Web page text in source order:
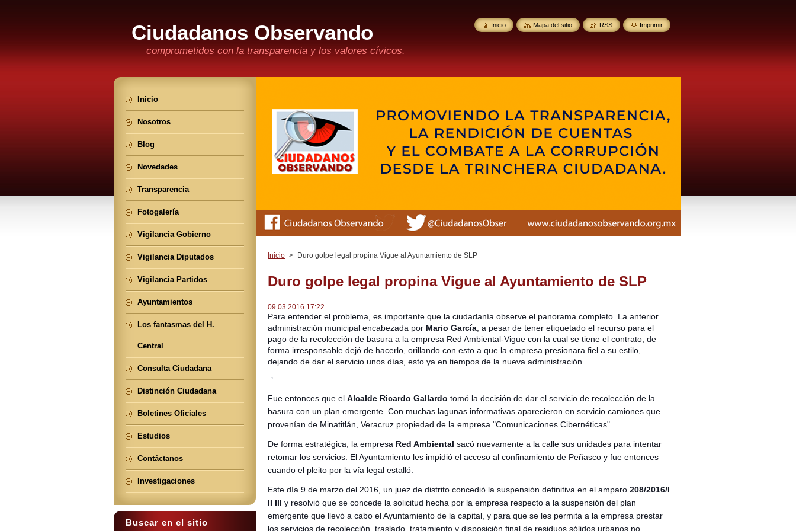
Ciudadanos Observando
comprometidos con la transparencia y los valores cívicos.
Inicio > Duro golpe legal propina Vigue al Ayuntamiento de SLP
Duro golpe legal propina Vigue al Ayuntamiento de SLP
09.03.2016 17:22
Para entender el problema, es importante que la ciudadanía observe el panorama completo. La anterior
administración municipal encabezada por Mario García , a pesar de tener etiquetado el recurso para el
pago de la recolección de basura a la empresa Red Ambiental-Vigue con la cual se tiene el contrato, de
forma irresponsable dejó de hacerlo, orillando con esto a que la empresa presionara fiel a su estilo,
dejando de dar el servicio unos días, esto ya en tiempos de la nueva administración.
Fue entonces que el Alcalde Ricardo Gallardo tomó la decisión de dar el servicio de recolección de la
basura con un plan emergente. Con muchas lagunas informativas aparecieron en servicio camiones que
provenían de Minatitlán, Veracruz propiedad de la empresa "Comunicaciones Cibernéticas".
De forma estratégica, la empresa Red Ambiental sacó nuevamente a la calle sus unidades para intentar
retomar los servicios. El Ayuntamiento les impidió el acceso al confinamiento de Peñasco y fue entonces
cuando el pleito por la vía legal estalló.
Este día 9 de marzo del 2016, un juez de distrito concedió la suspensión definitiva en el amparo 208/2016/I
II III y resolvió que se concede la solicitud hecha por la empresa respecto a la suspensión del plan
emergente que llevó a cabo el Ayuntamiento de la capital, y para que se les permita a la empresa prestar
los servicios de recolección, traslado, tratamiento y disposición final de residuos sólidos urbanos no
Inicio
Nosotros
Blog
Novedades
Transparencia
Fotogalería
Vigilancia Gobierno
Vigilancia Diputados
Vigilancia Partidos
Ayuntamientos
Los fantasmas del H.
Central
Consulta Ciudadana
Distinción Ciudadana
Boletines Oficiales
Estudios
Contáctanos
Investigaciones
Buscar en el sitio
Inicio Mapa del sitio RSS Imprimir